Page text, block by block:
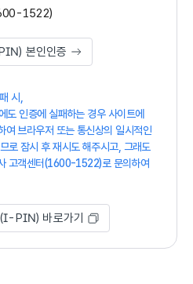
1522)
본인인증
시,
도 인증에 실패하는 경우 사이트에
여 브라우저 또는 통신상의 일시적인
로 잠시 후 재시도 해주시고, 그래도
고객센터(1600-1522)로 문의하여
PIN) 바로가기